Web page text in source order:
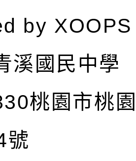
by XOOPS
溪國民中學
桃園市桃
號